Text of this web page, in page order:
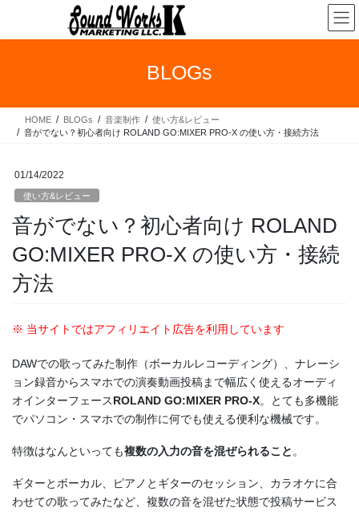
テ
ス
ゲ
ン
BLOGs
HOME BLOGs 音楽制作
使い方&レビュー
音がでない？初心者向け ROLAND GO:MIXER PRO-X の使い方・接続方法
01/14/2022
使い方&レビュー
音がでない？初心者向け ROLAND
GO:MIXER PRO-X の使い方・接続
方法
※ 当サイトではアフィリエイト広告を利用しています
DAWでの歌ってみた制作（ボーカルレコーディング）、ナレーシ
ョン録音からスマホでの演奏動画投稿まで幅広く使えるオーディ
オインターフェースROLAND GO:MIXER PRO-X。とても多機能
でパソコン・スマホでの制作に何でも使える便利な機械です。
特徴はなんといっても複数の入力の音を混ぜられること 。
ギターとボーカル、ピアノとギターのセッション、カラオケに合
わせての歌ってみたなど、複数の音を混ぜた状態で投稿サービス